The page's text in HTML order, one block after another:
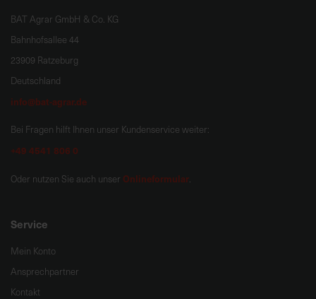
BAT Agrar GmbH & Co. KG
Bahnhofsallee 44
23909 Ratzeburg
Deutschland
info@bat-agrar.de
Bei Fragen hilft Ihnen unser Kundenservice weiter:
+49 4541 806 0
Oder nutzen Sie auch unser Onlineformular.
Service
Mein Konto
Ansprechpartner
Kontakt